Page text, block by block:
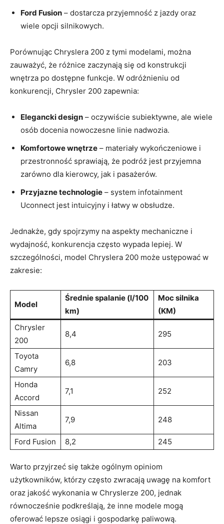
Ford Fusion – dostarcza przyjemność z jazdy oraz
wiele opcji silnikowych.
Porównując Chryslera 200 z tymi modelami, można
zauważyć, że różnice zaczynają się od konstrukcji
wnętrza po dostępne funkcje. W odróżnieniu od
konkurencji, Chrysler 200 zapewnia:
Elegancki design – oczywiście subiektywne, ale wiele
osób docenia nowoczesne linie nadwozia.
Komfortowe wnętrze – materiały wykończeniowe i
przestronność sprawiają, że podróż jest przyjemna
zarówno dla kierowcy, jak i pasażerów.
Przyjazne technologie – system infotainment
Uconnect jest intuicyjny i łatwy w obsłudze.
Jednakże, gdy spojrzymy na aspekty mechaniczne i
wydajność, konkurencja często wypada lepiej. W
szczególności, model Chryslera 200 może ustępować w
zakresie:
Model
Średnie spalanie (l/100
km)
Moc silnika
(KM)
Chrysler
200
8,4 295
Toyota
Camry
6,8 203
Honda
Accord
7,1 252
Nissan
Altima
7,9 248
Ford Fusion 8,2 245
Warto przyjrzeć się także ogólnym opiniom
użytkowników, którzy często zwracają uwagę na komfort
oraz jakość wykonania w Chryslerze 200, jednak
równocześnie podkreślają, że inne modele mogą
oferować lepsze osiągi i gospodarkę paliwową.